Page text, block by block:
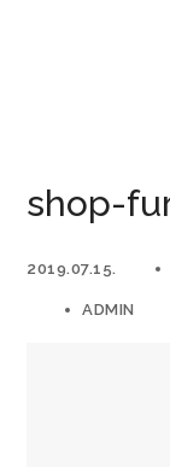
shop-
2019.07.15.
ADMIN